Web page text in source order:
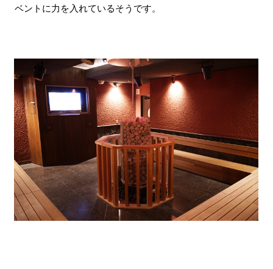
ベントに力を入れているそうです。